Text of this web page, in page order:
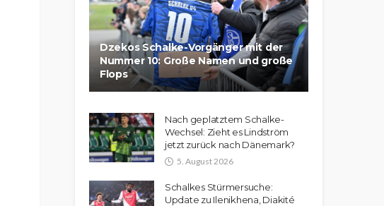
Dzekos Schalke-Vorgänger mit der
Nummer 10: Große Namen und große
Flops
Nach geplatztem Schalke-
Wechsel: Zieht es Lindström
jetzt zurück nach Dänemark?
5. August 2026
Schalkes Stürmersuche:
Update zu Ilenikhena, Diakité